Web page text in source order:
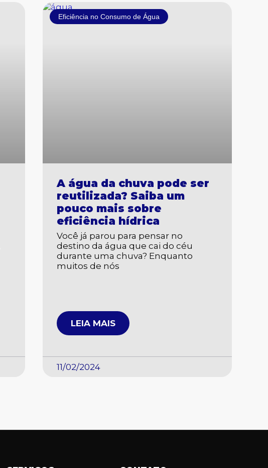
Eficiência no Consumo de Água
A água da chuva pode ser
reutilizada? Saiba um
pouco mais sobre
eficiência hídrica
Você já parou para pensar no
destino da água que cai do céu
durante uma chuva? Enquanto
muitos de nós
LEIA MAIS
11/02/2024